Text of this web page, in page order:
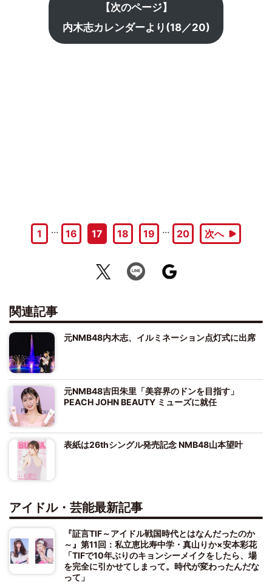
【次のページ】
内木志カレンダーより(18／20)
1 … 16 17 18 19 … 20 次へ
関連記事
元NMB48内木志、イルミネーション点灯式に出席
元NMB48吉田朱里「美容界のドンを目指す」
PEACH JOHN BEAUTY ミューズに就任
表紙は26thシングル発売記念 NMB48山本望叶
アイドル・芸能最新記事
『証言TIF～アイドル戦国時代とはなんだったのか
～』第11回：私立恵比寿中学・真山りか×安本彩花
「TIFで10年ぶりのキョンシーメイクをしたら、場
を完全に引かせてしまって。時代が変わったんだな
って」